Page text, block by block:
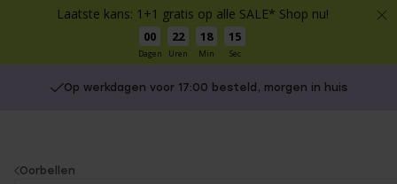
Laatste kans: 1+1 gratis op alle SALE* Shop nu!
00
Dagen
22
Uren
18
Min
15
Sec
Op werkdagen voor 17:00 besteld, morgen in huis
You
Oorbellen